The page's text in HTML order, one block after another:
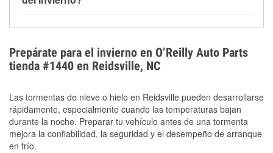
temperatura. Puedes obtener más información sobre
el sobrecalentamiento en condiciones de frío
extremo. Aprende cómo comprobar la protección
anticongelante en nuestra sección How-To.
Prepárate para el invierno en O’Reilly Auto Parts
tienda #1440 en Reidsville, NC
Las tormentas de nieve o hielo en Reidsville pueden desarrollarse
rápidamente, especialmente cuando las temperaturas bajan
durante la noche. Preparar tu vehículo antes de una tormenta
mejora la confiabilidad, la seguridad y el desempeño de arranque
en frío.